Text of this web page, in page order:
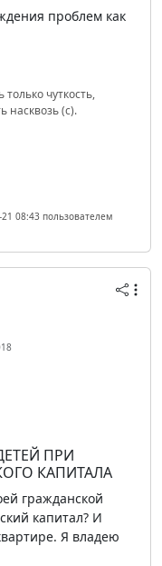
проблем как
чуткость,
насквозь (с).
08:43 пользователем
ПРИ
КАПИТАЛА
гражданской
капитал? И
Я владею